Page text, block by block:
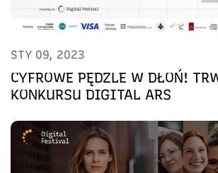
STY 09, 2023
CYFROWE PĘDZLE W DŁOŃ!
KONKURSU DIGITAL ARS